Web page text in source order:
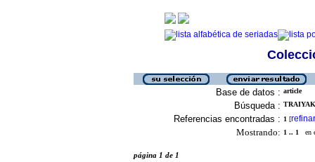
Base de datos : article
Búsqueda :
Referencias encontradas : 1 [refinar
Mostrando: 1 .. 1 en
página 1 de 1